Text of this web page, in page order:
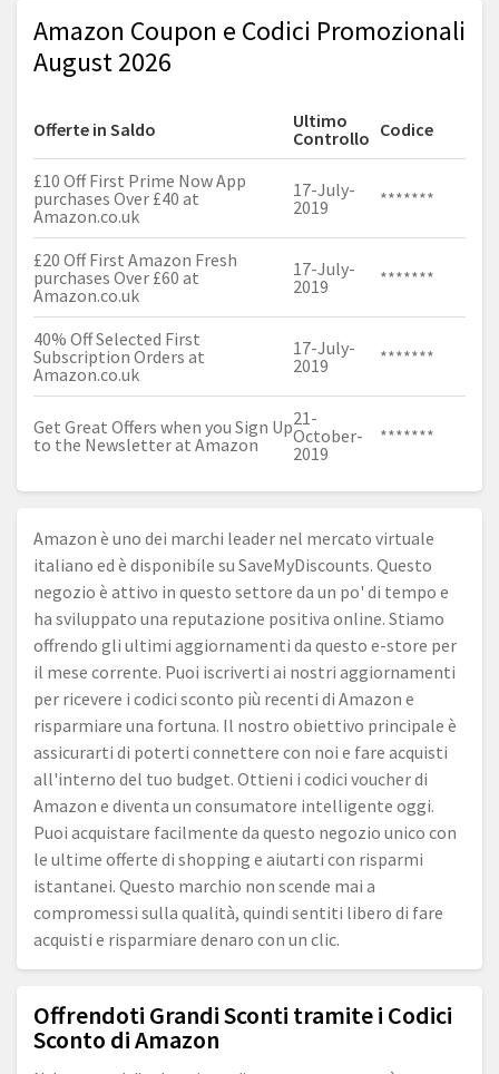
Amazon Coupon e Codici Promozionali
August 2026
Offerte in Saldo
Ultimo
Controllo Codice
£10 Off First Prime Now App
purchases Over £40 at
Amazon.co.uk
17-July-
2019
*******
£20 Off First Amazon Fresh
purchases Over £60 at
Amazon.co.uk
17-July-
2019
*******
40% Off Selected First
Subscription Orders at
Amazon.co.uk
17-July-
2019
*******
Get Great Offers when you Sign Up
to the Newsletter at Amazon
21-
October-
2019
*******
Amazon è uno dei marchi leader nel mercato virtuale
italiano ed è disponibile su SaveMyDiscounts. Questo
negozio è attivo in questo settore da un po' di tempo e
ha sviluppato una reputazione positiva online. Stiamo
offrendo gli ultimi aggiornamenti da questo e-store per
il mese corrente. Puoi iscriverti ai nostri aggiornamenti
per ricevere i codici sconto più recenti di Amazon e
risparmiare una fortuna. Il nostro obiettivo principale è
assicurarti di poterti connettere con noi e fare acquisti
all'interno del tuo budget. Ottieni i codici voucher di
Amazon e diventa un consumatore intelligente oggi.
Puoi acquistare facilmente da questo negozio unico con
le ultime offerte di shopping e aiutarti con risparmi
istantanei. Questo marchio non scende mai a
compromessi sulla qualità, quindi sentiti libero di fare
acquisti e risparmiare denaro con un clic.
Offrendoti Grandi Sconti tramite i Codici
Sconto di Amazon